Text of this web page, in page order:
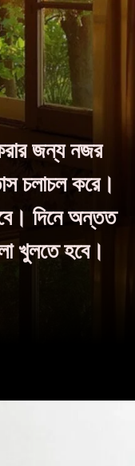
জন্য নজর
চলাচল করে।
দিনে অন্তত
খুলতে হবে।